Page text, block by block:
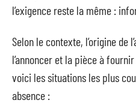
l’exigence reste la même :
Selon le contexte, l’origine de
l’annoncer et la pièce à
voici les situations les plus
absence :